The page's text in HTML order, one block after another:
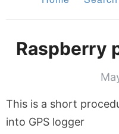
Raspberry
This is a short
into GPS logger